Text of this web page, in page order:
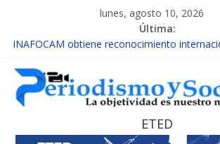
lunes, agosto 10, 2026
Última:
INAFOCAM obtiene reconocimiento
15 de febrero de cada año es Día Nacional
cáncer infantil
EL ENFOQUE UNILATERAL DE LA
MESCyT y Universidad Albizu apoyarán
reclusos
ETED